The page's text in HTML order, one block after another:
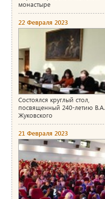
монастыре
22 Февраля 2023
Состоялся круглый стол,
посвященный 240-летию В.А.
Жуковского
21 Февраля 2023